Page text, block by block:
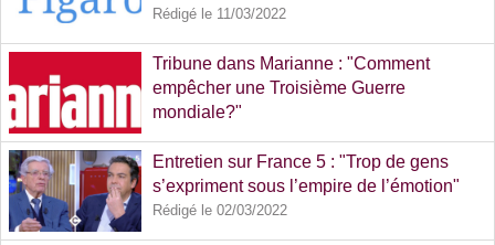
Rédigé le 11/03/2022
Tribune dans Marianne : "Comment
empêcher une Troisième Guerre
mondiale?"
Entretien sur France 5 : "Trop de gens
s’expriment sous l’empire de l’émotion"
Rédigé le 02/03/2022